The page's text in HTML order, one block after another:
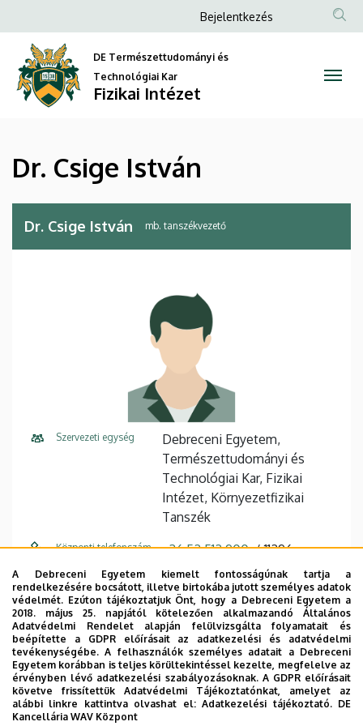
Csige
István
Intézet
a
tartalomra
Anonim
fiók
menüje
Bejelentkezés
DE Természettudományi és
Technológiai Kar
Fizikai Intézet
Dr. Csige István
Dr. Csige István mb. tanszékvezető
Szervezeti egység
Debreceni Egyetem,
Természettudományi és
Technológiai Kar, Fizikai
Intézet, Környezetfizikai
Tanszék
Központi telefonszám +36 52 512 900 11296
E-mail cím csige@science.unideb.hu
Fax +36 52 416 181
Cím
4032 Debrecen, Poroszlay út
6.
Emelet, ajtó 3. emelet, VI/312
A Debreceni Egyetem kiemelt fontosságúnak tartja a
rendelkezésére bocsátott, illetve birtokába jutott személyes adatok
védelmét. Ezúton tájékoztatjuk Önt, hogy a Debreceni Egyetem a
2018. május 25. napjától kötelezően alkalmazandó Általános
Adatvédelmi Rendelet alapján felülvizsgálta folyamatait és
beépítette a GDPR előírásait az adatkezelési és adatvédelmi
tevékenységébe. A felhasználók személyes adatait a Debreceni
Egyetem korábban is teljes körültekintéssel kezelte, megfelelve az
érvényben lévő adatkezelési szabályozásoknak. A GDPR előírásait
követve frissítettük Adatvédelmi Tájékoztatónkat, amelyet az
alábbi linkre kattintva olvashat el:Adatkezelési tájékoztató. DE
Kancellária WAV Központ